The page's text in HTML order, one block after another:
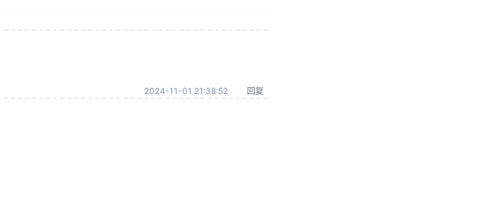
2024-11-01 21:38:52 回复